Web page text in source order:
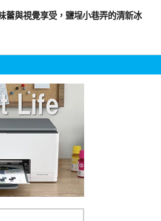
蕾與視覺享受，鹽埕小巷弄的清新冰